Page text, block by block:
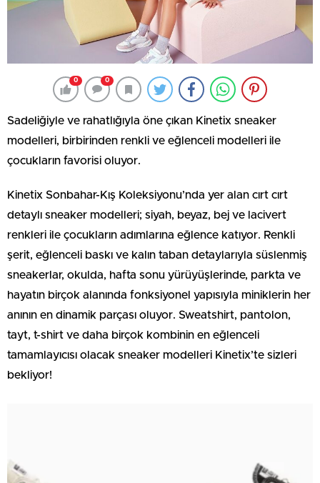
0 0
Sadeliğiyle ve rahatlığıyla öne çıkan Kinetix sneaker
modelleri, birbirinden renkli ve eğlenceli modelleri ile
çocukların favorisi oluyor.
Kinetix Sonbahar-Kış Koleksiyonu’nda yer alan cırt cırt
detaylı sneaker modelleri; siyah, beyaz, bej ve lacivert
renkleri ile çocukların adımlarına eğlence katıyor. Renkli
şerit, eğlenceli baskı ve kalın taban detaylarıyla süslenmiş
sneakerlar, okulda, hafta sonu yürüyüşlerinde, parkta ve
hayatın birçok alanında fonksiyonel yapısıyla miniklerin her
anının en dinamik parçası oluyor. Sweatshirt, pantolon,
tayt, t-shirt ve daha birçok kombinin en eğlenceli
tamamlayıcısı olacak sneaker modelleri Kinetix’te sizleri
bekliyor!